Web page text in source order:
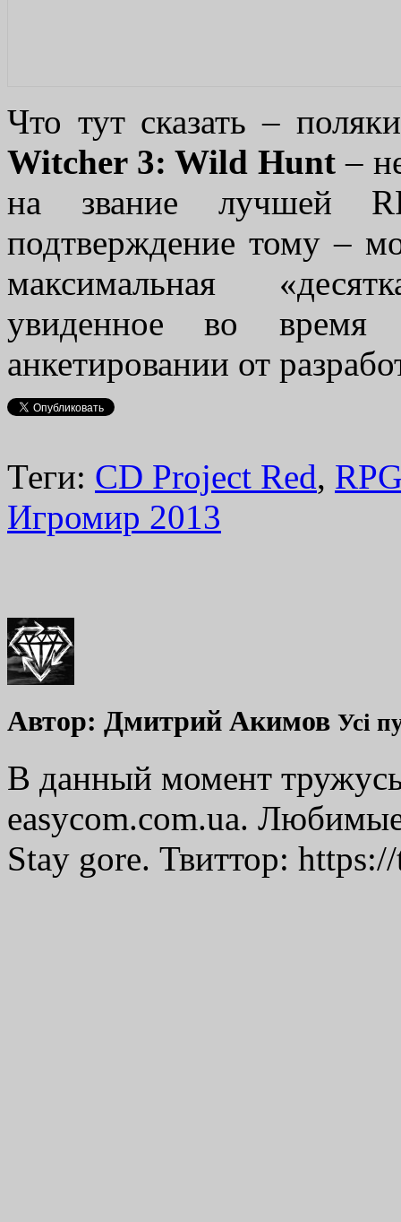
Что тут сказать –
Witcher 3: Wild Hunt –
на звание лучшей
подтверждение тому –
максимальная
увиденное во время
анкетировании от
Теги: CD Project Red,
Игромир 2013
Автор: Дмитрий Акимов Усі
В данный момент
easycom.com.ua.
Stay gore. Твиттор: